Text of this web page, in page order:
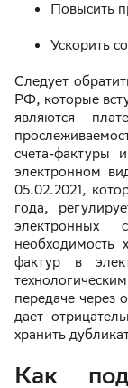
Повысить
Ускорить
Следует
РФ, которые
являются
счета-фактуры
электронном
05.02.2021,
года,
электронных
необходимость
фактур в
передаче через
дает
хранить
Как